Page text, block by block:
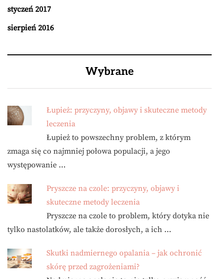
styczeń 2017
sierpień 2016
Wybrane
Łupież: przyczyny, objawy i skuteczne metody
leczenia
Łupież to powszechny problem, z którym
zmaga się co najmniej połowa populacji, a jego
występowanie …
Pryszcze na czole: przyczyny, objawy i
skuteczne metody leczenia
Pryszcze na czole to problem, który dotyka nie
tylko nastolatków, ale także dorosłych, a ich …
Skutki nadmiernego opalania – jak ochronić
skórę przed zagrożeniami?